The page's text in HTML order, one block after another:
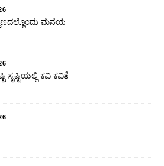
ಮನೆಯ
ಸೃಷ್ಟಿಯಲ್ಲಿ ಕವಿ ಕವಿತೆ